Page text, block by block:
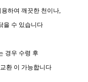
하여 깨끗한 천이나,
을 수 있습니다
경우 수령 후
환 이 가능합니다